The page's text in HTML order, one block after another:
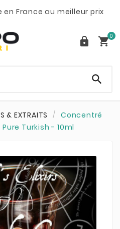
France au meilleur prix
 0

& EXTRAITS
Concentré
Turkish - 10ml